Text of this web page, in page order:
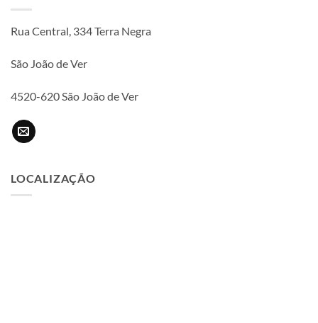
Rua Central, 334 Terra Negra
São João de Ver
4520-620 São João de Ver
LOCALIZAÇÃO